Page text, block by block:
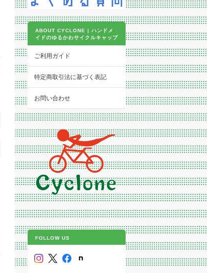
ABOUT CYCLONE | ハンドメ
イドのゆるかわサイクルキャップ
ご利用ガイド
特定商取引法に基づく表記
お問い合わせ
FOLLOW US